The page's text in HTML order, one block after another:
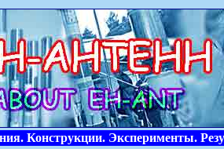
Конструкции. Эксперименты.